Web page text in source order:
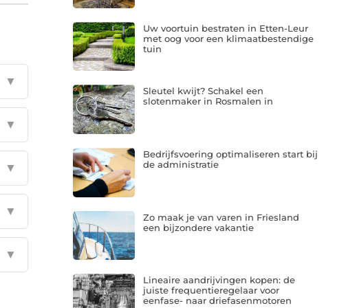
▼
▼
▼
▼
▼
Uw voortuin bestraten in Etten-Leur
met oog voor een klimaatbestendige
tuin
Sleutel kwijt? Schakel een
slotenmaker in Rosmalen in
Bedrijfsvoering optimaliseren start bij
de administratie
Zo maak je van varen in Friesland
een bijzondere vakantie
Lineaire aandrijvingen kopen: de
juiste frequentieregelaar voor
eenfase- naar driefasenmotoren